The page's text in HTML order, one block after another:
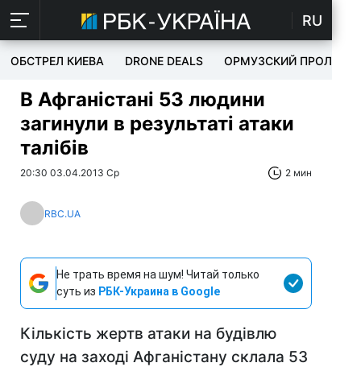
RU
ОБСТРЕЛ КИЕВА DRONE DEALS ОРМУЗСКИЙ ПРОЛИВ
В Афганістані 53 людини
загинули в результаті атаки
талібів
20:30 03.04.2013 Ср 2 мин
RBC.UA
Не трать время на шум! Читай только
суть из РБК-Украина в Google
Кількість жертв атаки на будівлю
суду на заході Афганістану склала 53